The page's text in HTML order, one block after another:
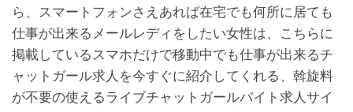
ら、スマートフォンさえあれば在宅でも何所に居ても
仕事が出来るメールレディをしたい女性は、こちらに
掲載しているスマホだけで移動中でも仕事が出来るチ
ャットガール求人を今すぐに紹介してくれる、斡旋料
が不要の使えるライブチャットガールバイト求人サイ